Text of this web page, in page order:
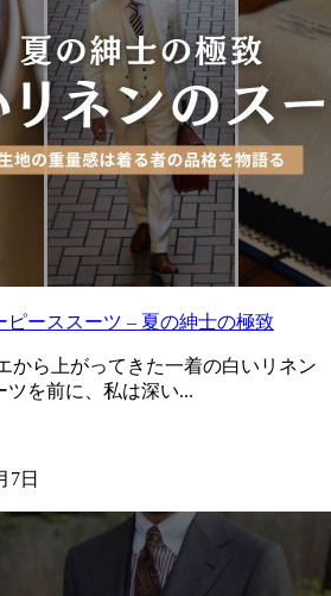
ピーススーツ – 夏の紳士の極致
から上がってきた一着の白いリネン
ツを前に、私は深い...
7日